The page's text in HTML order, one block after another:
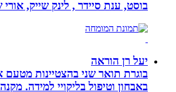
בוסט, ענת סיידר , לינק שייק, אורי שחם
יעל רן הוראה
בוגרת תואר שני בהצטיינות מטעם
באבחון וטיפול בליקויי למידה. מקנה